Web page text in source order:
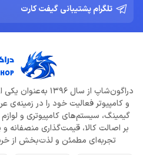
تلگرام پشتیبانی گیفت کارت
دراگون‌شاپ از سال
و کامپیوتر فعالیت خود را در
گیمینگ، سیستم‌های کامپیوتری و
بر اصالت کالا، قیمت‌گذاری منصفانه
تجربه‌ای مطمئن و لذت‌بخش از خرید